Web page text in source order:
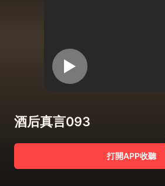
酒后真言093
打開APP收聽